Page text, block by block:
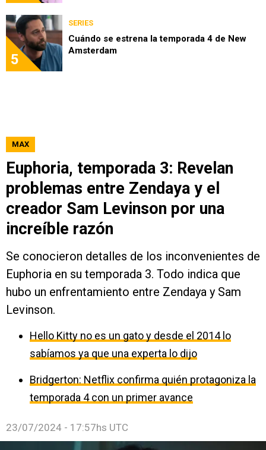
5
SERIES
Cuándo se estrena la temporada 4 de New
Amsterdam
MAX
Euphoria, temporada 3: Revelan
problemas entre Zendaya y el
creador Sam Levinson por una
increíble razón
Se conocieron detalles de los inconvenientes de
Euphoria en su temporada 3. Todo indica que
hubo un enfrentamiento entre Zendaya y Sam
Levinson.
Hello Kitty no es un gato y desde el 2014 lo
sabíamos ya que una experta lo dijo
Bridgerton: Netflix confirma quién protagoniza la
temporada 4 con un primer avance
23/07/2024 - 17:57hs UTC